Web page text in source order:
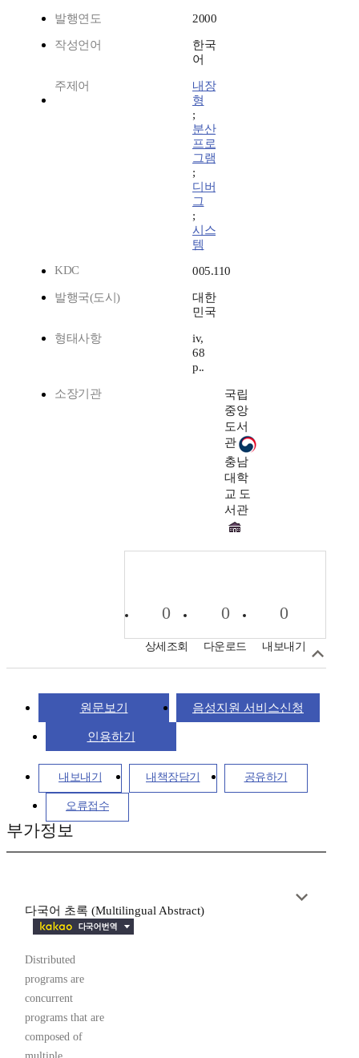
발행연도 2000
작성언어
한국
어
주제어
내장
형
;
분산
프로
그램
;
디버
그
;
시스
템
KDC
005.110
발행국(도시)
대한
민국
형태사항
iv,
68
p..
소장기관
국립
중앙
도서
관
충남
대학
교 도
서관
0
상세조회
0
다운로드
0
내보내기
원문보기 음성지원 서비스신청
인용하기
내보내기 내책장담기 공유하기
오류접수
부가정보
다국어 초록 (Multilingual Abstract)
Distributed
programs are
concurrent
programs that are
composed of